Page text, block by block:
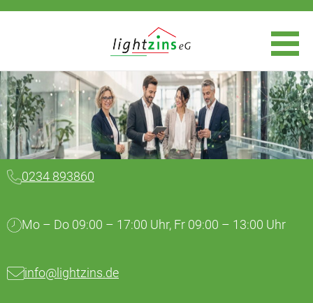
0234 893860
Mo – Do 09:00 – 17:00 Uhr, Fr 09:00 – 13:00 Uhr
info@lightzins.de